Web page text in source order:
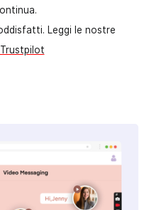
Leggi le nostre